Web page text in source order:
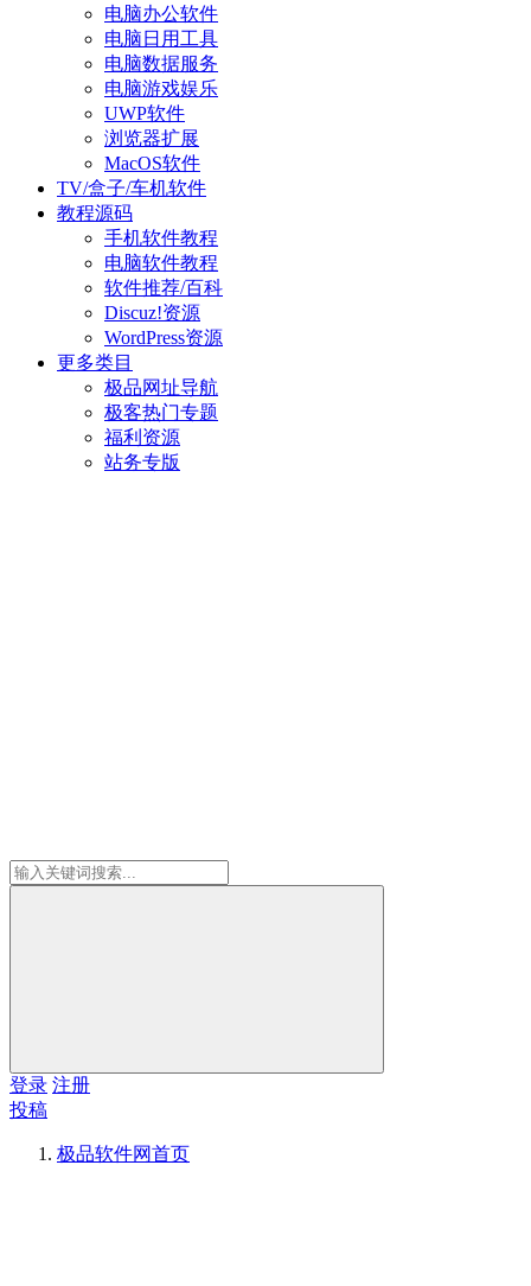
电脑办公软件
电脑日用工具
电脑数据服务
电脑游戏娱乐
UWP软件
浏览器扩展
MacOS软件
TV/盒子/车机软件
教程源码
手机软件教程
电脑软件教程
软件推荐/百科
Discuz!资源
WordPress资源
更多类目
极品网址导航
极客热门专题
福利资源
站务专版
登录 注册
投稿
极品软件网首页